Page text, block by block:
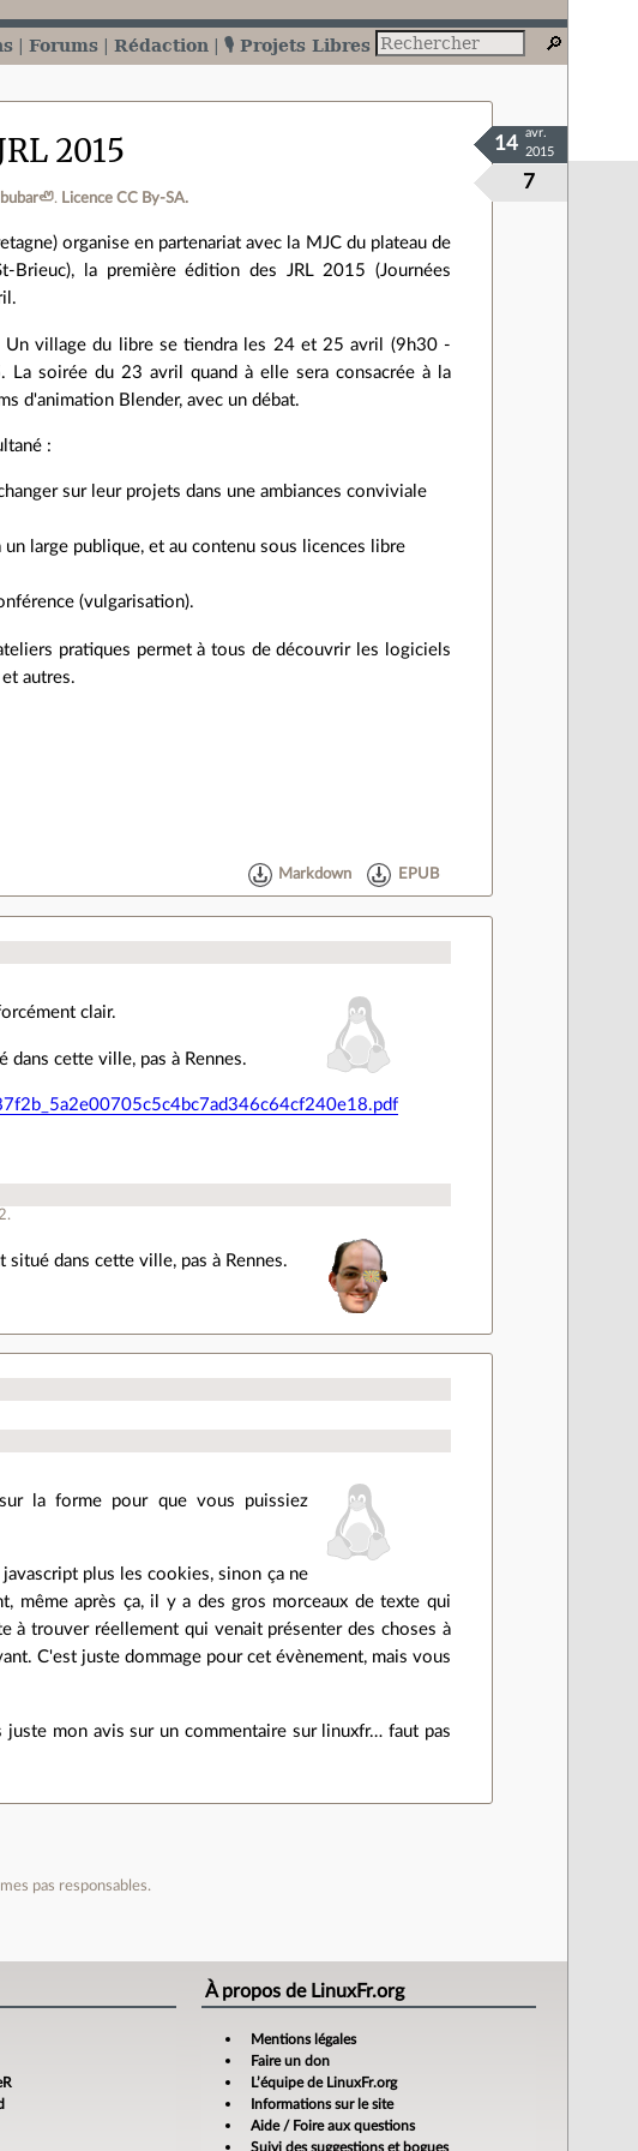
Forums Rédaction 🎙️ Projets Libres
2015
bubar🦥. Licence CC By‑SA.
7
14
avr.
2015
organise en partenariat avec la MJC du plateau de
Brieuc), la première édition des JRL 2015 (Journées
Un village du libre se tiendra les 24 et 25 avril (9h30 -
soirée du 23 avril quand à elle sera consacrée à la
d'animation Blender, avec un débat.
:
sur leur projets dans une ambiances conviviale
large publique, et au contenu sous licences libre
(vulgarisation).
pratiques permet à tous de découvrir les logiciels
autres.
Markdown EPUB
clair.
dans cette ville, pas à Rennes.
2.
situé dans cette ville, pas à Rennes.
la forme pour que vous puissiez
plus les cookies, sinon ça ne
même après ça, il y a des gros morceaux de texte qui
à trouver réellement qui venait présenter des choses à
C'est juste dommage pour cet évènement, mais vous
mon avis sur un commentaire sur linuxfr… faut pas
pas responsables.
À propos de LinuxFr.org
Mentions légales
Faire un don
L’équipe de LinuxFr.org
Informations sur le site
Aide / Foire aux questions
Suivi des suggestions et bogues